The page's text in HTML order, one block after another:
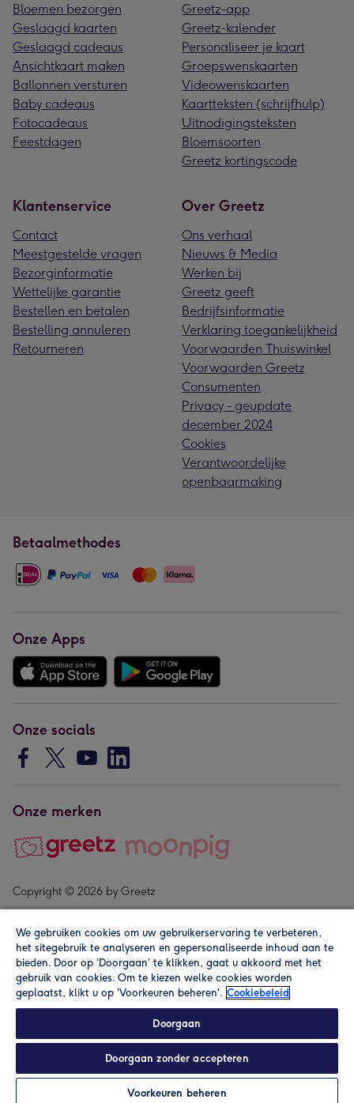
In winkelmand Personaliseren
Bloemen bezorgen
Geslaagd kaarten
Geslaagd cadeaus
Ansichtkaart maken
Ballonnen versturen
Baby cadeaus
Fotocadeaus
Feestdagen
Greetz-app
Greetz-kalender
Personaliseer je kaart
Groepswenskaarten
Videowenskaarten
Kaartteksten (schrijfhulp)
Uitnodigingsteksten
Bloemsoorten
Greetz kortingscode
Klantenservice
Contact
Meestgestelde vragen
Bezorginformatie
Wettelijke garantie
Bestellen en betalen
Bestelling annuleren
Retourneren
Over Greetz
Ons verhaal
Nieuws & Media
Werken bij
Greetz geeft
Bedrijfsinformatie
Verklaring toegankelijkheid
Voorwaarden Thuiswinkel
Voorwaarden Greetz
Consumenten
Privacy - geupdate
december 2024
Cookies
Verantwoordelijke
openbaarmaking
Betaalmethodes
Onze Apps
Onze socials
Onze merken
Copyright © 2026 by Greetz
Alle prijzen zijn inclusief btw en andere heffingen. Lees de
We gebruiken cookies om uw gebruikerservaring te verbeteren,
het sitegebruik te analyseren en gepersonaliseerde inhoud aan te
bieden. Door op ‘Doorgaan’ te klikken, gaat u akkoord met het
gebruik van cookies. Om te kiezen welke cookies worden
geplaatst, klikt u op 'Voorkeuren beheren'. Cookiebeleid
Doorgaan
Doorgaan zonder accepteren
Voorkeuren beheren